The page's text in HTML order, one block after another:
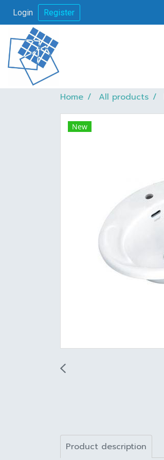
Login Register
Home All products
New
Product description